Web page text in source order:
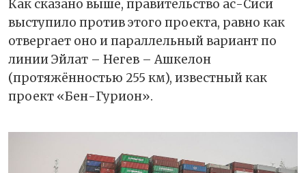
Как сказано выше, правительство ас-Сиси
выступило против этого проекта, равно как
отвергает оно и параллельный вариант по
линии Эйлат – Негев – Ашкелон
(протяжённостью 255 км), известный как
проект «Бен-Гурион».